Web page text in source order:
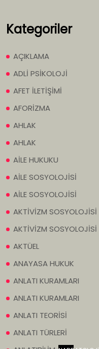
Kategoriler
AÇIKLAMA
ADLİ PSİKOLOJİ
AFET İLETİŞİMİ
AFORİZMA
AHLAK
AHLAK
AİLE HUKUKU
AİLE SOSYOLOJİSİ
AİLE SOSYOLOJİSİ
AKTİVİZM SOSYOLOJİSİ
AKTİVİZM SOSYOLOJİSİ
AKTÜEL
ANAYASA HUKUK
ANLATI KURAMLARI
ANLATI KURAMLARI
ANLATI TEORİSİ
ANLATI TÜRLERİ